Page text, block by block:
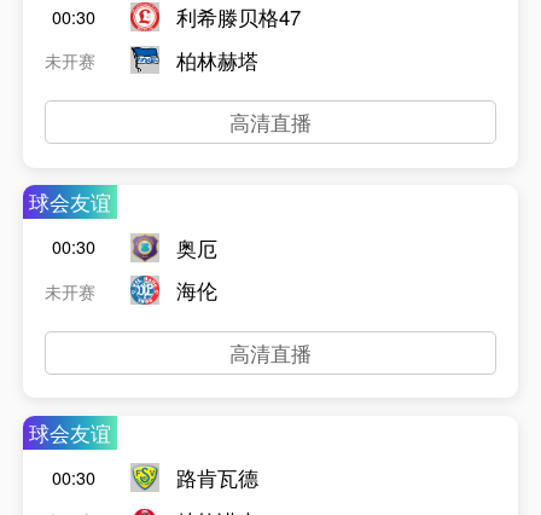
00:30
未开赛
利希滕贝格47
柏林赫塔
高清直播
球会友谊
00:30
未开赛
奥厄
海伦
高清直播
球会友谊
00:30
路肯瓦德